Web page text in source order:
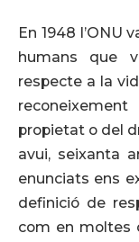
En 1948 l’ONU
humans que
respecte a la
propietat o del
avui, seixanta
enunciats ens
definició de
com en moltes